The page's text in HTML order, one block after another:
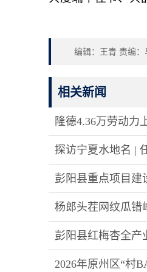
编辑：王青 责编
相关新闻
隆德4.36万劳动力
探访宁夏水地名 |
彭阳县重点项目建
杨郎头茬网纹瓜错
彭阳县红梅杏全产
2026年原州区“村